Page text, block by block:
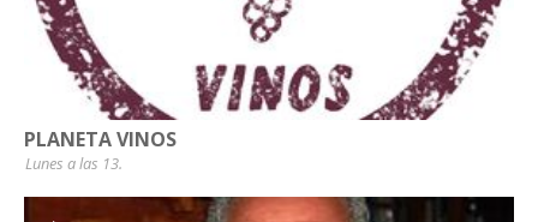
PLANETA VINOS
Lunes a las 13.